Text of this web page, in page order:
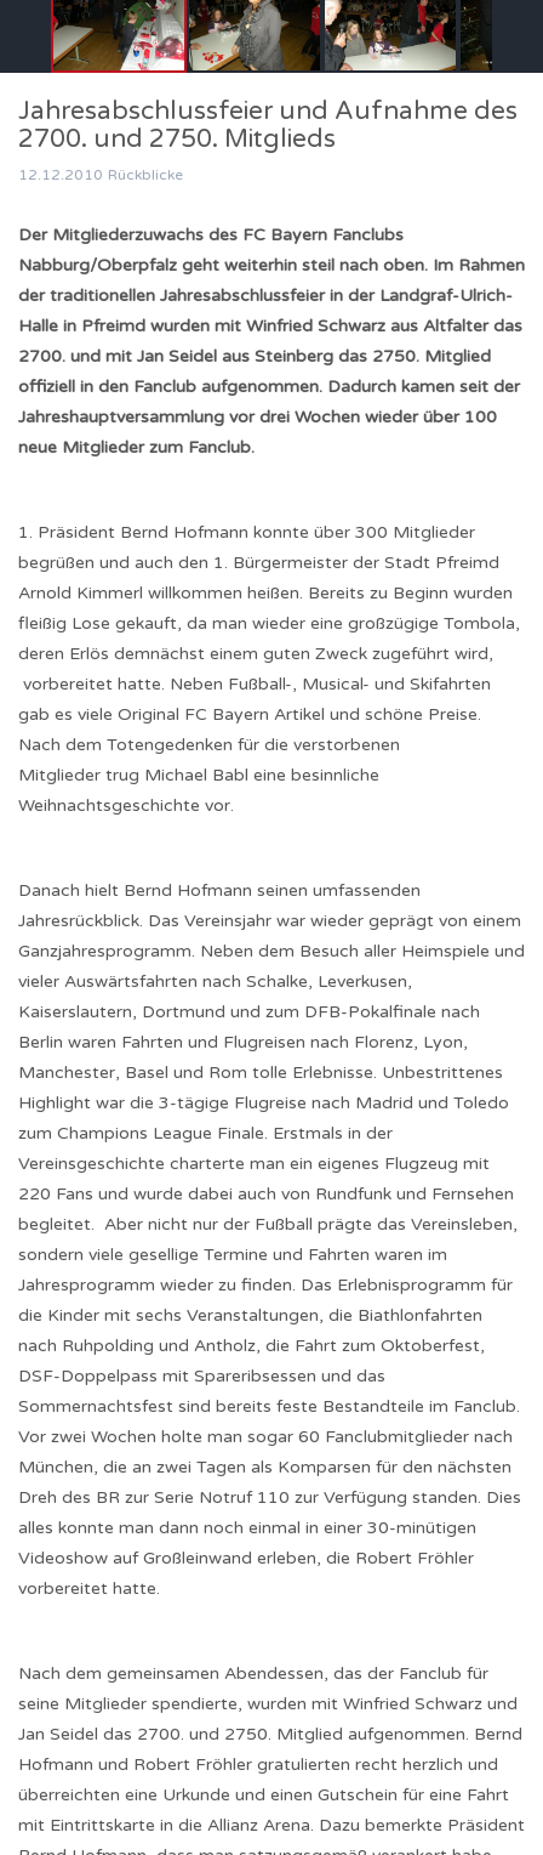
Jahresabschlussfeier und Aufnahme des
2700. und 2750. Mitglieds
12.12.2010 Rückblicke
Der Mitgliederzuwachs des FC Bayern Fanclubs
Nabburg/Oberpfalz geht weiterhin steil nach oben. Im Rahmen
der traditionellen Jahresabschlussfeier in der Landgraf-Ulrich-
Halle in Pfreimd wurden mit Winfried Schwarz aus Altfalter das
2700. und mit Jan Seidel aus Steinberg das 2750. Mitglied
offiziell in den Fanclub aufgenommen. Dadurch kamen seit der
Jahreshauptversammlung vor drei Wochen wieder über 100
neue Mitglieder zum Fanclub.
1. Präsident Bernd Hofmann konnte über 300 Mitglieder
begrüßen und auch den 1. Bürgermeister der Stadt Pfreimd
Arnold Kimmerl willkommen heißen. Bereits zu Beginn wurden
fleißig Lose gekauft, da man wieder eine großzügige Tombola,
deren Erlös demnächst einem guten Zweck zugeführt wird,
vorbereitet hatte. Neben Fußball-, Musical- und Skifahrten
gab es viele Original FC Bayern Artikel und schöne Preise.
Nach dem Totengedenken für die verstorbenen
Mitglieder trug Michael Babl eine besinnliche
Weihnachtsgeschichte vor.
Danach hielt Bernd Hofmann seinen umfassenden
Jahresrückblick. Das Vereinsjahr war wieder geprägt von einem
Ganzjahresprogramm. Neben dem Besuch aller Heimspiele und
vieler Auswärtsfahrten nach Schalke, Leverkusen,
Kaiserslautern, Dortmund und zum DFB-Pokalfinale nach
Berlin waren Fahrten und Flugreisen nach Florenz, Lyon,
Manchester, Basel und Rom tolle Erlebnisse. Unbestrittenes
Highlight war die 3-tägige Flugreise nach Madrid und Toledo
zum Champions League Finale. Erstmals in der
Vereinsgeschichte charterte man ein eigenes Flugzeug mit
220 Fans und wurde dabei auch von Rundfunk und Fernsehen
begleitet. Aber nicht nur der Fußball prägte das Vereinsleben,
sondern viele gesellige Termine und Fahrten waren im
Jahresprogramm wieder zu finden. Das Erlebnisprogramm für
die Kinder mit sechs Veranstaltungen, die Biathlonfahrten
nach Ruhpolding und Antholz, die Fahrt zum Oktoberfest,
DSF-Doppelpass mit Spareribsessen und das
Sommernachtsfest sind bereits feste Bestandteile im Fanclub.
Vor zwei Wochen holte man sogar 60 Fanclubmitglieder nach
München, die an zwei Tagen als Komparsen für den nächsten
Dreh des BR zur Serie Notruf 110 zur Verfügung standen. Dies
alles konnte man dann noch einmal in einer 30-minütigen
Videoshow auf Großleinwand erleben, die Robert Fröhler
vorbereitet hatte.
Nach dem gemeinsamen Abendessen, das der Fanclub für
seine Mitglieder spendierte, wurden mit Winfried Schwarz und
Jan Seidel das 2700. und 2750. Mitglied aufgenommen. Bernd
Hofmann und Robert Fröhler gratulierten recht herzlich und
überreichten eine Urkunde und einen Gutschein für eine Fahrt
mit Eintrittskarte in die Allianz Arena. Dazu bemerkte Präsident